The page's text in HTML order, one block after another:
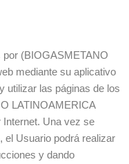
por (BIOGASMETANO
mediante su aplicativo
utilizar las páginas de los
LATINOAMERICA
Una vez se
el Usuario podrá realizar
y dando